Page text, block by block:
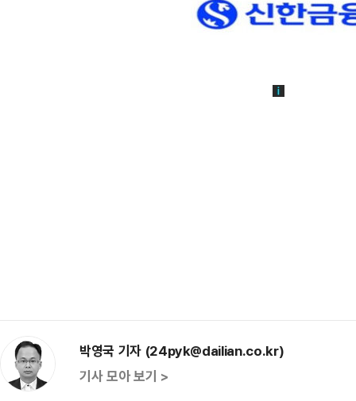
박영국 기자 (24pyk@dailian.co.kr)
기사 모아 보기 >